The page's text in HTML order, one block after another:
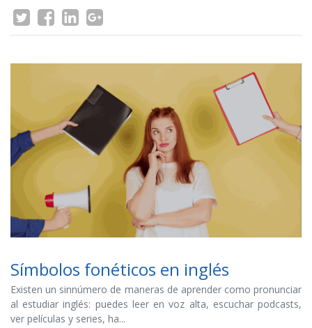
Símbolos fonéticos en inglés
Existen un sinnúmero de maneras de aprender como pronunciar
al estudiar inglés: puedes leer en voz alta, escuchar podcasts,
ver películas y series, ha...